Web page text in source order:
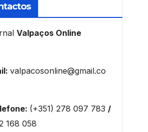
Valpaços Online
valpacosonline@gmail.co
(+351) 278 097 783 /
168 058